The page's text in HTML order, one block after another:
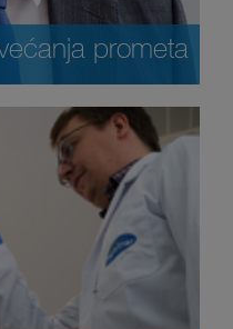
prometa